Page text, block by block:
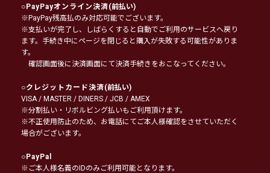
○PayPayオンライン決済(前払い)
※PayPay残高払のみ対応可能でございます。
※支払いが完了し、しばらくすると自動でご利用のサービスへ戻り
ます。手続き中にページを閉じると購入が失敗する可能性がありま
す。
確認画面後に決済画面にて決済手続きをおこなってください。
○クレジットカード決済(前払い)
VISA / MASTER / DINERS / JCB / AMEX
※分割払い・リボルビング払いもご利用頂けます。
※不正使用防止のため、お電話にてご本人様確認をさせていただく
場合がございます。
○PayPal
※ご本人様名義のIDのみご利用可能となります。